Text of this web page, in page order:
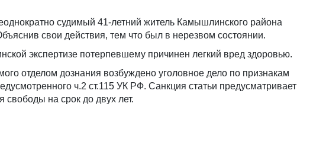
судимый 41-летний житель Камышлинского района
свои действия, тем что был в нерезвом состоянии.
экспертизе потерпевшему причинен легкий вред здоровью.
отделом дознания возбуждено уголовное дело по признакам
ч.2 ст.115 УК РФ. Санкция статьи предусматривает
свободы на срок до двух лет.